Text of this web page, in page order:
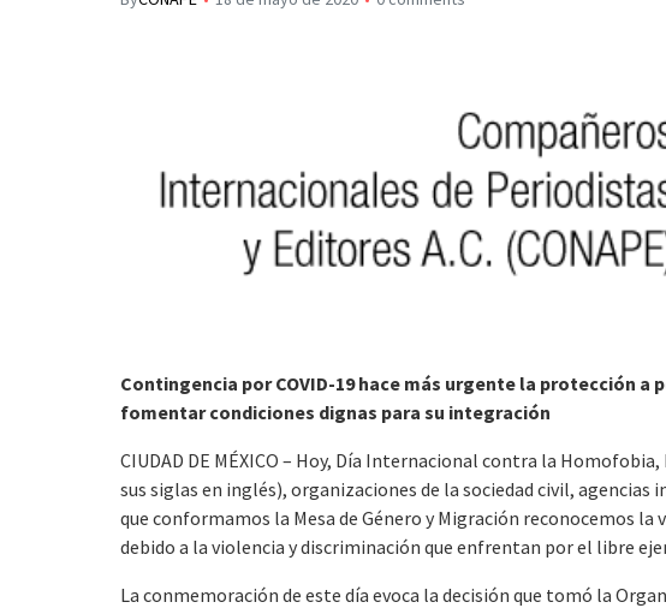
Contingencia por COVID-19 hace más urgente la protección a
fomentar condiciones dignas para su integración
CIUDAD DE MÉXICO – Hoy, Día Internacional contra la
sus siglas en inglés), organizaciones de la sociedad civil,
que conformamos la Mesa de Género y Migración reconocemos la
debido a la violencia y discriminación que enfrentan por el libre
La conmemoración de este día evoca la decisión que tomó la